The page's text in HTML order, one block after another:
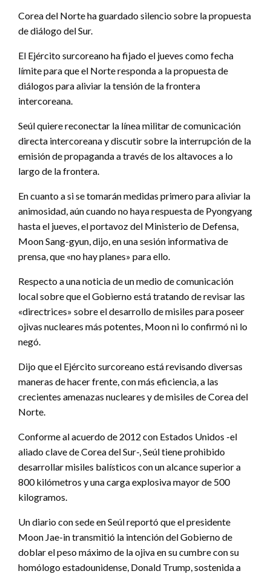
Corea del Norte ha guardado silencio sobre la propuesta
de diálogo del Sur.
El Ejército surcoreano ha fijado el jueves como fecha
límite para que el Norte responda a la propuesta de
diálogos para aliviar la tensión de la frontera
intercoreana.
Seúl quiere reconectar la línea militar de comunicación
directa intercoreana y discutir sobre la interrupción de la
emisión de propaganda a través de los altavoces a lo
largo de la frontera.
En cuanto a si se tomarán medidas primero para aliviar la
animosidad, aún cuando no haya respuesta de Pyongyang
hasta el jueves, el portavoz del Ministerio de Defensa,
Moon Sang-gyun, dijo, en una sesión informativa de
prensa, que «no hay planes» para ello.
Respecto a una noticia de un medio de comunicación
local sobre que el Gobierno está tratando de revisar las
«directrices» sobre el desarrollo de misiles para poseer
ojivas nucleares más potentes, Moon ni lo confirmó ni lo
negó.
Dijo que el Ejército surcoreano está revisando diversas
maneras de hacer frente, con más eficiencia, a las
crecientes amenazas nucleares y de misiles de Corea del
Norte.
Conforme al acuerdo de 2012 con Estados Unidos -el
aliado clave de Corea del Sur-, Seúl tiene prohibido
desarrollar misiles balísticos con un alcance superior a
800 kilómetros y una carga explosiva mayor de 500
kilogramos.
Un diario con sede en Seúl reportó que el presidente
Moon Jae-in transmitió la intención del Gobierno de
doblar el peso máximo de la ojiva en su cumbre con su
homólogo estadounidense, Donald Trump, sostenida a